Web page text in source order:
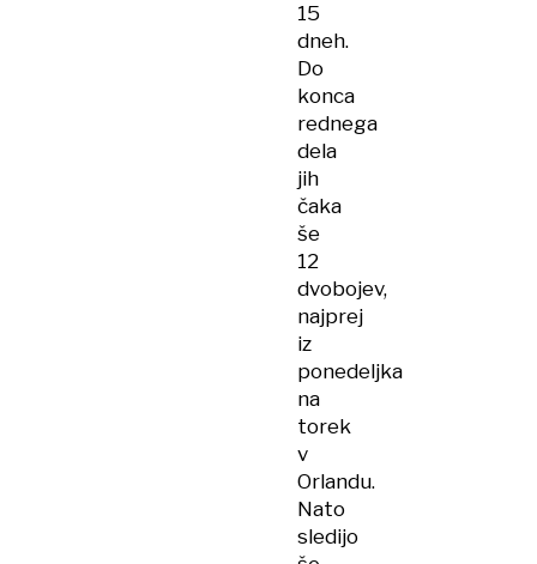
15
dneh.
Do
konca
rednega
dela
jih
čaka
še
12
dvobojev,
najprej
iz
ponedeljka
na
torek
v
Orlandu.
Nato
sledijo